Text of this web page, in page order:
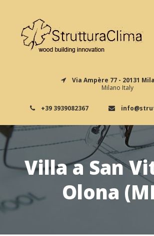
Via Ampère 77 - 20131
Milano Italy
+39 3939082367
Villa a San
Olona